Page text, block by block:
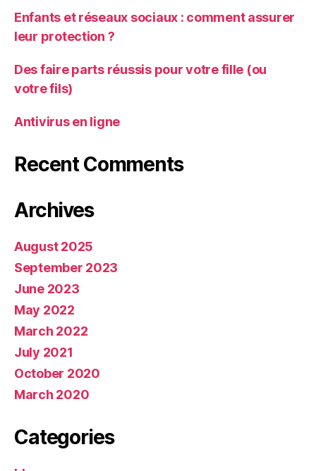
Enfants et réseaux sociaux : comment assurer
leur protection ?
Des faire parts réussis pour votre fille (ou
votre fils)
Antivirus en ligne
Recent Comments
Archives
August 2025
September 2023
June 2023
May 2022
March 2022
July 2021
October 2020
March 2020
Categories